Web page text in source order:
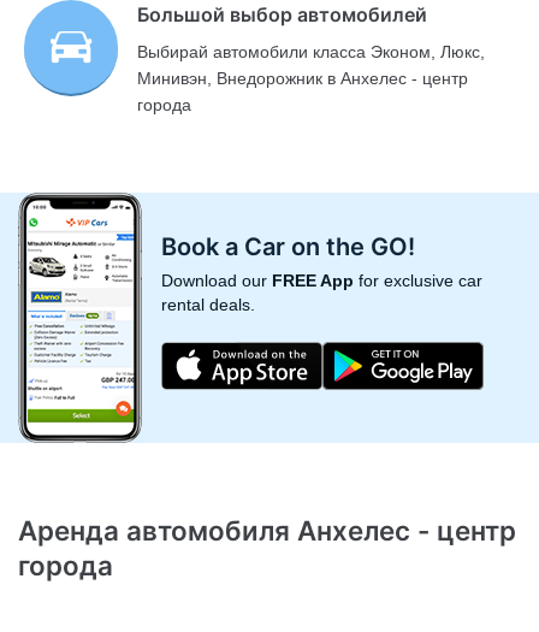
Большой выбор автомобилей
Выбирай автомобили класса Эконом, Люкс,
Минивэн, Внедорожник в Анхелес - центр
города
Book a Car on the GO!
Download our FREE App for exclusive car
rental deals.
Аренда автомобиля Анхелес - центр
города